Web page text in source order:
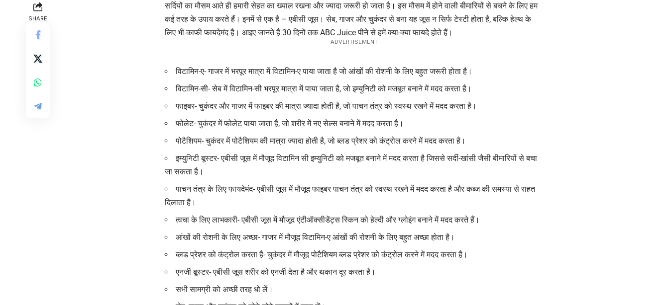
SHARE
सर्दियों का मौसम आते ही हमारी सेहत का ख्याल रखना और ज्यादा जरूरी हो जाता है। इस मौसम में होने वाली बीमारियों से बचने के लिए हम
कई तरह के उपाय करते हैं। इनमें से एक है – एबीसी जूस। सेब, गाजर और चुकंदर से बना यह जूस न सिर्फ टेस्टी होता है, बल्कि हेल्थ के
लिए भी काफी फायदेमंद है। आइए जानते हैं 30 दिनों तक ABC Juice पीने से हमें क्या-क्या फायदे होते हैं।
- ADVERTISEMENT -
विटामिन-ए- गाजर में भरपूर मात्रा में विटामिन-ए पाया जाता है जो आंखों की रोशनी के लिए बहुत जरूरी होता है।
विटामिन-सी- सेब में विटामिन-सी भरपूर मात्रा में पाया जाता है, जो इम्युनिटी को मजबूत बनाने में मदद करता है।
फाइबर- चुकंदर और गाजर में फाइबर की मात्रा ज्यादा होती है, जो पाचन तंत्र को स्वस्थ रखने में मदद करता है।
फोलेट- चुकंदर में फोलेट पाया जाता है, जो शरीर में नए सेल्स बनाने में मदद करता है।
पोटैशियम- चुकंदर में पोटैशियम की मात्रा ज्यादा होती है, जो ब्लड प्रेशर को कंट्रोल करने में मदद करता है।
इम्युनिटी बूस्टर- एबीसी जूस में मौजूद विटामिन सी इम्युनिटी को मजबूत बनाने में मदद करता है जिससे सर्दी-खांसी जैसी बीमारियों से बचा
जा सकता है।
पाचन तंत्र के लिए फायदेमंद- एबीसी जूस में मौजूद फाइबर पाचन तंत्र को स्वस्थ रखने में मदद करता है और कब्ज की समस्या से राहत
दिलाता है।
त्वचा के लिए लाभकारी- एबीसी जूस में मौजूद एंटीऑक्सीडेंट्स स्किन को हेल्दी और ग्लोइंग बनाने में मदद करते हैं।
आंखों की रोशनी के लिए अच्छा- गाजर में मौजूद विटामिन-ए आंखों की रोशनी के लिए बहुत अच्छा होता है।
ब्लड प्रेशर को कंट्रोल करता है- चुकंदर में मौजूद पोटैशियम ब्लड प्रेशर को कंट्रोल करने में मदद करता है।
एनर्जी बूस्टर- एबीसी जूस शरीर को एनर्जी देता है और थकान दूर करता है।
सभी सामग्री को अच्छी तरह धो लें।